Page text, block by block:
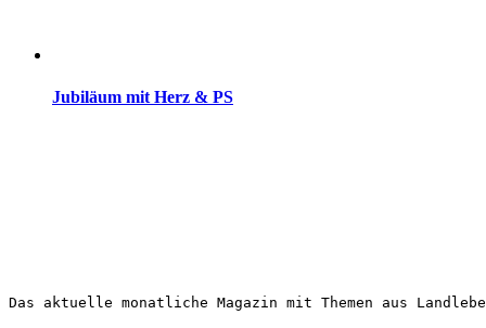
Jubiläum mit Herz & PS
Das aktuelle monatliche Magazin mit Themen aus